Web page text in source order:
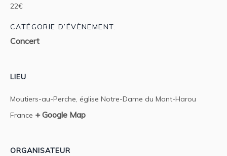
22€
CATÉGORIE D’ÉVÈNEMENT:
Concert
LIEU
Moutiers-au-Perche, église Notre-Dame du Mont-Harou
France + Google Map
ORGANISATEUR